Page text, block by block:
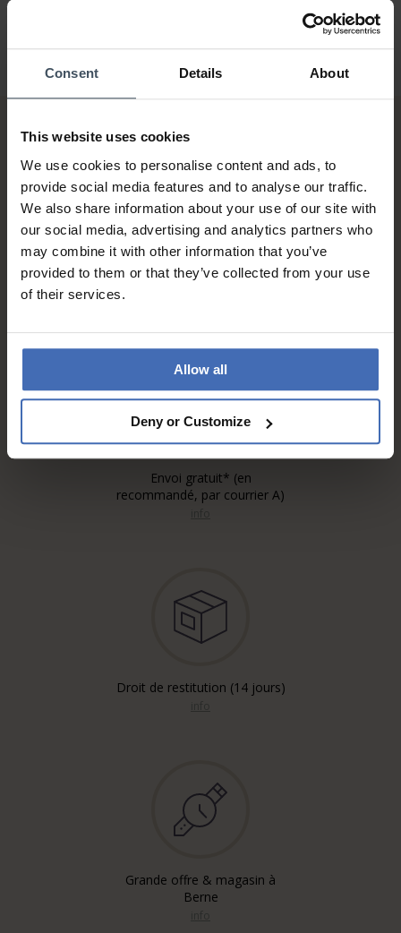
Consent Details About
This website uses cookies
We use cookies to personalise content and ads, to
provide social media features and to analyse our traffic.
We also share information about your use of our site with
our social media, advertising and analytics partners who
may combine it with other information that you’ve
provided to them or that they’ve collected from your use
of their services.
Allow all
Deny or Customize
Sur facture et paiement
échelonné (jusqu’à CHF
5'000.-)
Envoi gratuit* (en
recommandé, par courrier A)
Droit de restitution (14 jours)
Grande offre & magasin à
Berne